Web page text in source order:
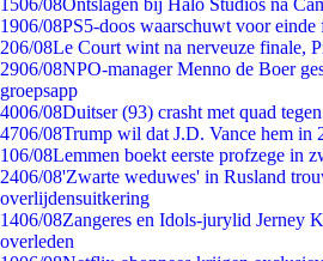
1506/08Ontslagen bij Halo Studios na
1906/08PS5-doos waarschuwt voor einde
206/08Le Court wint na nerveuze finale,
2906/08NPO-manager Menno de Boer
groepsapp
4006/08Duitser (93) crasht met quad
4706/08Trump wil dat J.D. Vance hem in
106/08Lemmen boekt eerste profzege in
2406/08'Zwarte weduwes' in Rusland
overlijdensuitkering
1406/08Zangeres en Idols-jurylid Jerney
overleden